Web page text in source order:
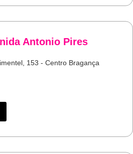
Antonio Pires
153 - Centro Bragança